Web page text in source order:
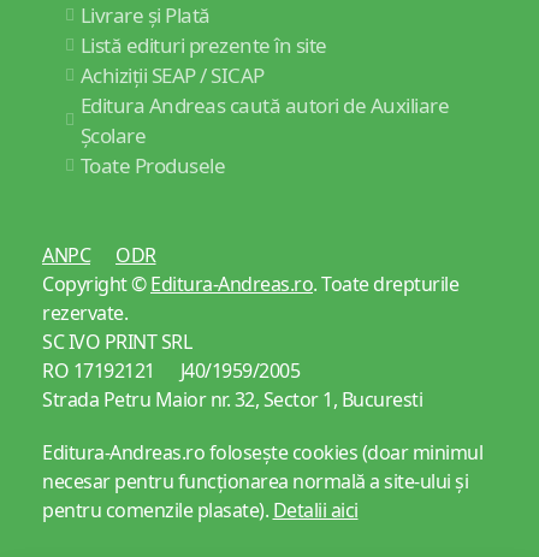
Livrare și Plată
Listă edituri prezente în site
Achiziții SEAP / SICAP
Editura Andreas caută autori de Auxiliare
Școlare
Toate Produsele
ANPC
ODR
Copyright ©Editura-Andreas.ro. Toate drepturile
rezervate.
SC IVO PRINT SRL
RO 17192121 J40/1959/2005
Strada Petru Maior nr. 32, Sector 1, Bucuresti
Editura-Andreas.ro folosește cookies (doar minimul
necesar pentru funcționarea normală a site-ului și
pentru comenzile plasate). Detalii aici